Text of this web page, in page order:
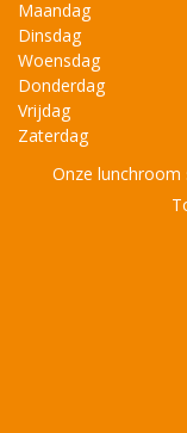
Maandag
Dinsdag
Woensdag
Donderdag
Vrijdag
Zaterdag
Onze lunchroom